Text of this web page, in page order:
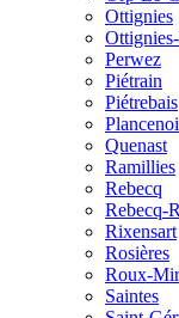
Ottignies
Perwez
Piétrain
Piétrebais
Quenast
Ramillies
Rebecq
Rebecq-
Rixensart
Rosières
Roux-
Saintes